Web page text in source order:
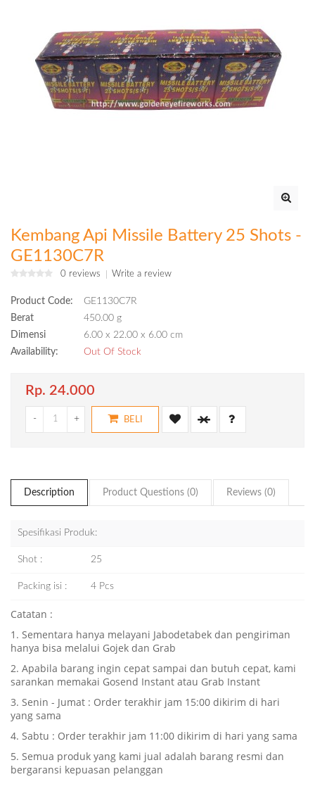
Kembang Api Missile Battery 25 Shots -
GE1130C7R
0 reviews Write a review
Product Code:
GE1130C7R
Berat
450.00 g
Dimensi
6.00 x 22.00 x 6.00 cm
Availability:
Out Of Stock
Rp. 24.000
- + BELI
Description Product Questions (0) Reviews (0)
Spesifikasi Produk:
Shot : 25
Packing isi : 4 Pcs
Catatan :
1. Sementara hanya melayani Jabodetabek dan pengiriman
hanya bisa melalui Gojek dan Grab
2. Apabila barang ingin cepat sampai dan butuh cepat, kami
sarankan memakai Gosend Instant atau Grab Instant
3. Senin - Jumat : Order terakhir jam 15:00 dikirim di hari
yang sama
4. Sabtu : Order terakhir jam 11:00 dikirim di hari yang sama
5. Semua produk yang kami jual adalah barang resmi dan
bergaransi kepuasan pelanggan